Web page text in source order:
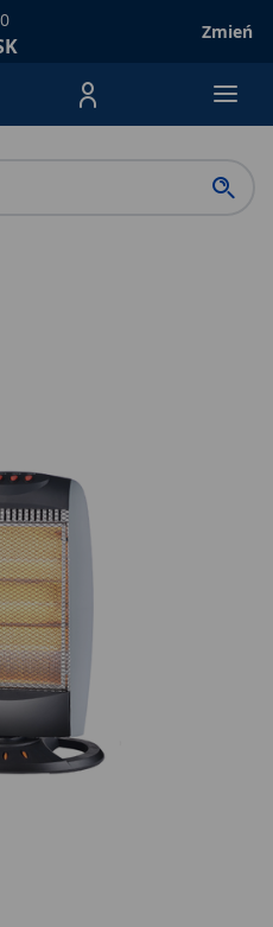
Zmień
Menu Produktów,